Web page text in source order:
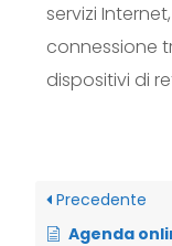
servizi
connessione
dispositivi di
Precedente
Agenda